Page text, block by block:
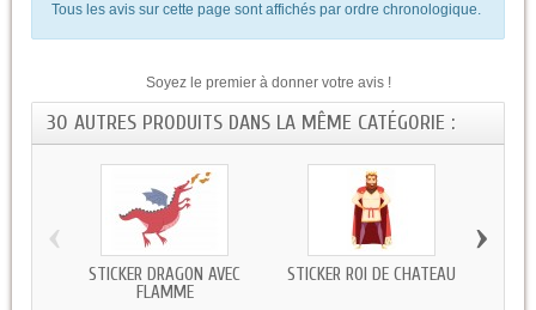
Tous les avis sur cette page sont affichés par ordre chronologique.
Soyez le premier à donner votre avis !
30 AUTRES PRODUITS DANS LA MÊME CATÉGORIE :
STICKER DRAGON AVEC
FLAMME
STICKER ROI DE CHATEAU
‹ ›